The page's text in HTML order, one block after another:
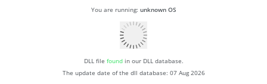
You are running: unknown OS
DLL file foundin our DLL database.
The update date of the dll database: 07 Aug 2026